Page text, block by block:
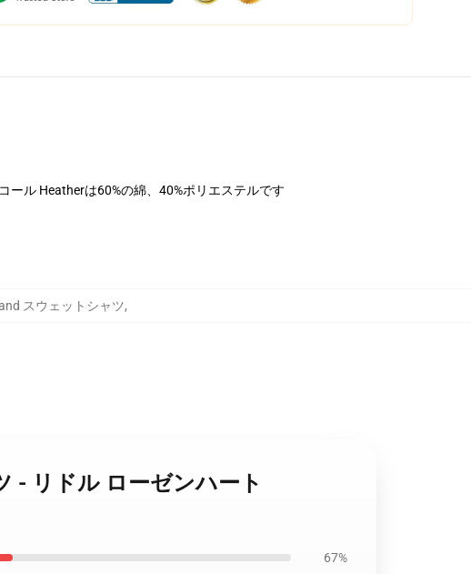
ール Heatherは60%の綿、40%ポリエステルです
スウェットシャツ,
- リドル ローゼンハート
67%